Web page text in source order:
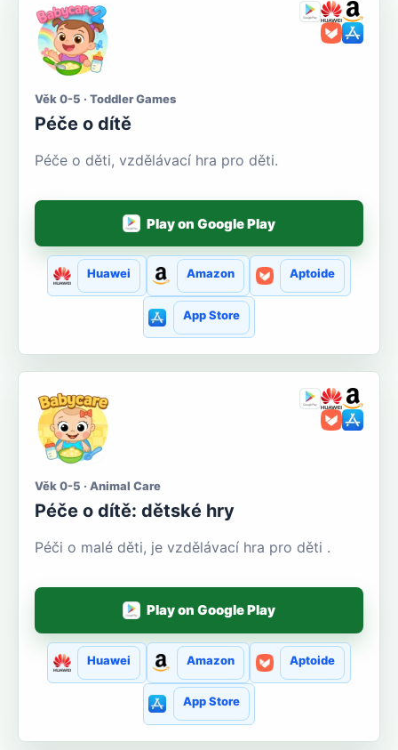
Věk 0-5 · Toddler Games
Péče o dítě
Péče o děti, vzdělávací hra pro děti.
Play on Google Play
Huawei Amazon Aptoide
App Store
Věk 0-5 · Animal Care
Péče o dítě: dětské hry
Péči o malé děti, je vzdělávací hra pro děti .
Play on Google Play
Huawei Amazon Aptoide
App Store